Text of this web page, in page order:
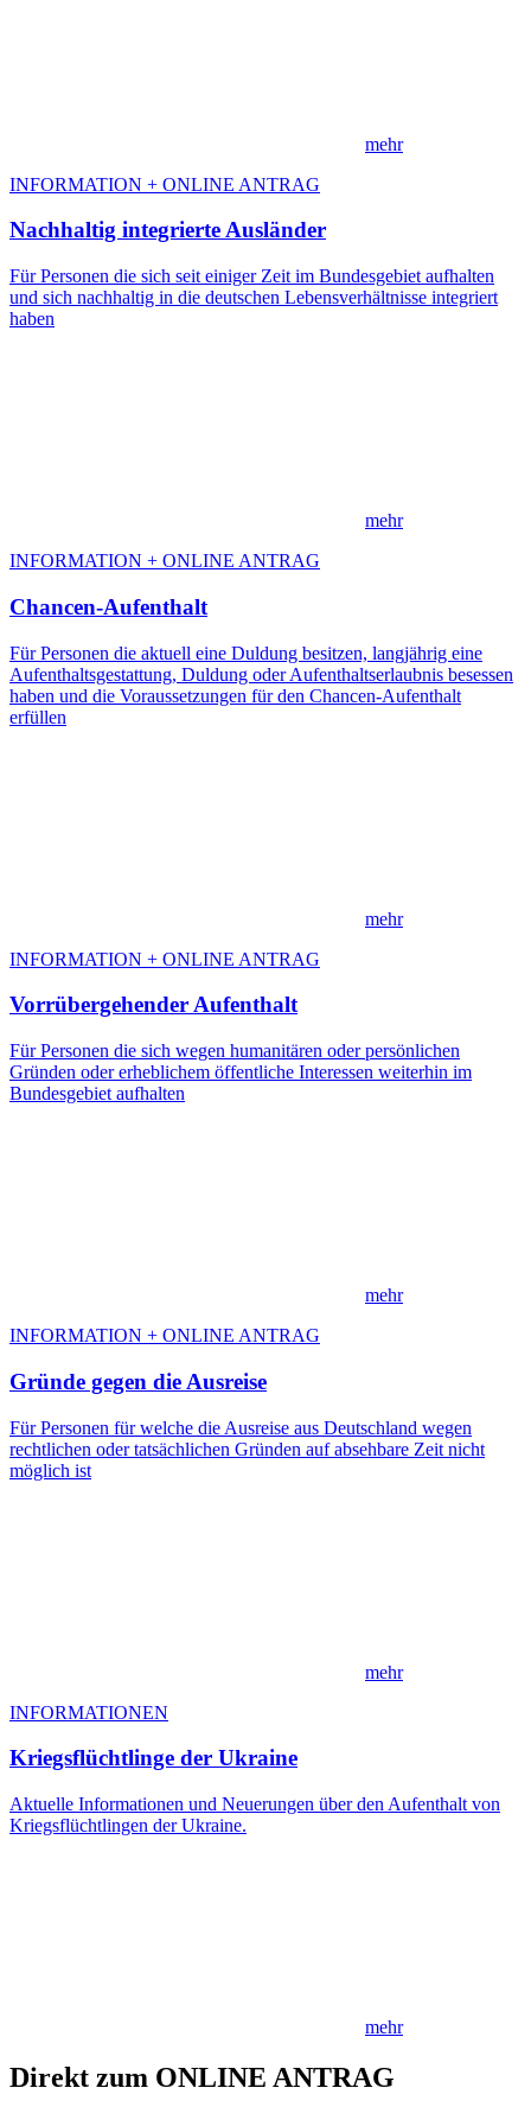
mehr
INFORMATION + ONLINE ANTRAG
Nachhaltig integrierte Ausländer
Für Personen die sich seit einiger Zeit im Bundesgebiet aufhalten
und sich nachhaltig in die deutschen Lebensverhältnisse integriert
haben
mehr
INFORMATION + ONLINE ANTRAG
Chancen-Aufenthalt
Für Personen die aktuell eine Duldung besitzen, langjährig eine
Aufenthaltsgestattung, Duldung oder Aufenthaltserlaubnis besessen
haben und die Voraussetzungen für den Chancen-Aufenthalt
erfüllen
mehr
INFORMATION + ONLINE ANTRAG
Vorrübergehender Aufenthalt
Für Personen die sich wegen humanitären oder persönlichen
Gründen oder erheblichem öffentliche Interessen weiterhin im
Bundesgebiet aufhalten
mehr
INFORMATION + ONLINE ANTRAG
Gründe gegen die Ausreise
Für Personen für welche die Ausreise aus Deutschland wegen
rechtlichen oder tatsächlichen Gründen auf absehbare Zeit nicht
möglich ist
mehr
INFORMATIONEN
Kriegsflüchtlinge der Ukraine
Aktuelle Informationen und Neuerungen über den Aufenthalt von
Kriegsflüchtlingen der Ukraine.
mehr
Direkt zum ONLINE ANTRAG